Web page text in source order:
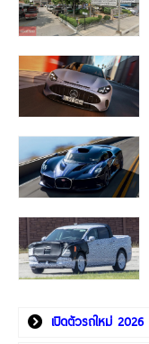
เปิดตัวรถใหม่ 2026